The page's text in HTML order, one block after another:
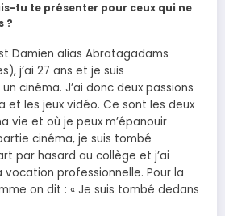
tu te présenter pour ceux qui ne
?
Damien alias Abratagadams
j’ai 27 ans et je suis
cinéma. J’ai donc deux passions
et les jeux vidéo. Ce sont les deux
vie et où je peux m’épanouir
cinéma, je suis tombé
par hasard au collège et j’ai
vocation professionnelle. Pour la
on dit : « Je suis tombé dedans